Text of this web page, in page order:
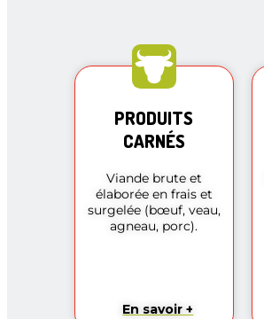
PRODUITS
CARNÉS
Viande brute et
élaborée en frais et
surgelée (bœuf, veau,
agneau, porc).
En savoir +